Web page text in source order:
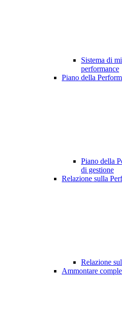
Sistema di
performance
Piano della
Piano della
di gestione
Relazione sulla
Relazione
Ammontare